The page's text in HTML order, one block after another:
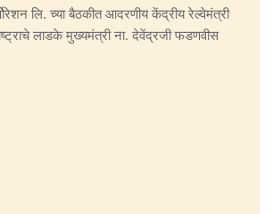
लि. च्या बैठकीत आदरणीय केंद्रीय रेल्वेमंत्री
लाडके मुख्यमंत्री ना. देवेंद्रजी फडणवीस